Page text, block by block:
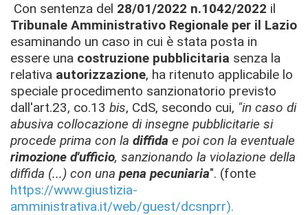
Con sentenza del 28/01/2022 n.1042/2022 il
Tribunale Amministrativo Regionale per il Lazio
esaminando un caso in cui è stata posta in
essere una costruzione pubblicitaria senza la
relativa autorizzazione, ha ritenuto applicabile lo
speciale procedimento sanzionatorio previsto
dall'art.23, co.13 bis, CdS, secondo cui, "in caso di
abusiva collocazione di insegne pubblicitarie si
procede prima con la diffida e poi con la eventuale
rimozione d'ufficio, sanzionando la violazione della
diffida (...) con una pena pecuniaria". (fonte
https://www.giustizia-
amministrativa.it/web/guest/dcsnprr).